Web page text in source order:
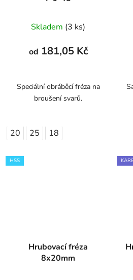
Skladem (3 ks)
od 181,05 Kč
Speciální obráběcí fréza na
broušení svarů.
20 25 18
HSS
Hrubovací fréza
8x20mm